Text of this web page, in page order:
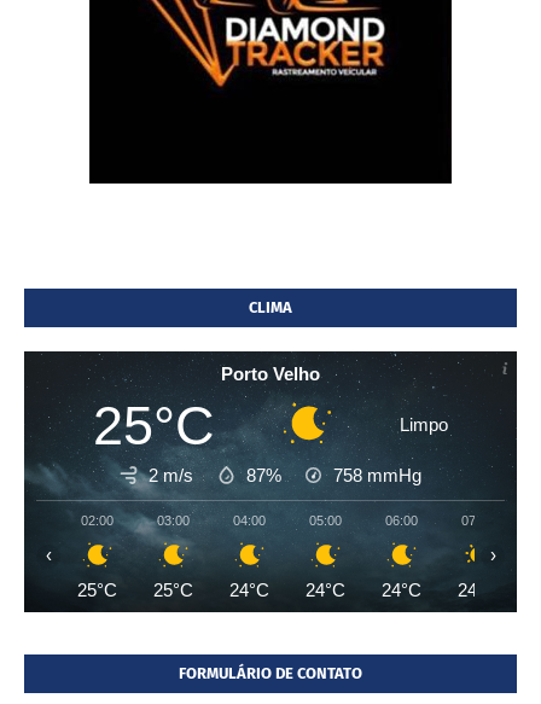
CLIMA
Porto Velho
25°C Limpo
2 m/s 87% 758 mmHg
02:00
25°C
03:00
25°C
04:00
24°C
05:00
24°C
06:00
24°C
07:00
24°C
‹ ›
FORMULÁRIO DE CONTATO